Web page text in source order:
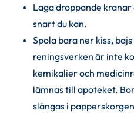
Laga droppande
snart du kan.
Spola bara ner kiss,
reningsverken är inte
kemikalier och
lämnas till apoteket.
slängas i